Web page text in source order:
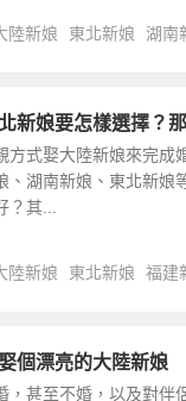
陸新娘 東北新娘 湖南
新娘要怎樣選擇？
方式娶大陸新娘來完
、湖南新娘、東北新
其...
陸新娘 東北新娘 福建
個漂亮的大陸新娘
，甚至不婚，以及對